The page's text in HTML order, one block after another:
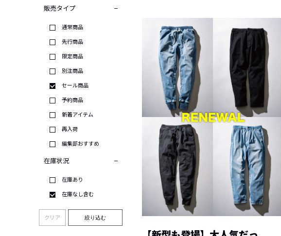
販売タイプ
通常商品
先行商品
限定商品
別注商品
セール商品
予約商品
新着アイテム
再入荷
編集部おすすめ
在庫状況
在庫あり
在庫なし含む
クリア 絞り込む